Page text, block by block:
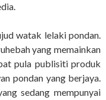
watak lelaki pondan.
yang memainkan
pula publisiti produk
pondan yang berjaya.
sedang mempunyai